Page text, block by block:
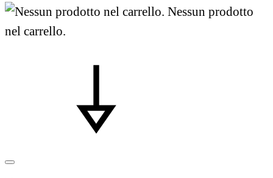
Nessun prodotto
nel carrello.